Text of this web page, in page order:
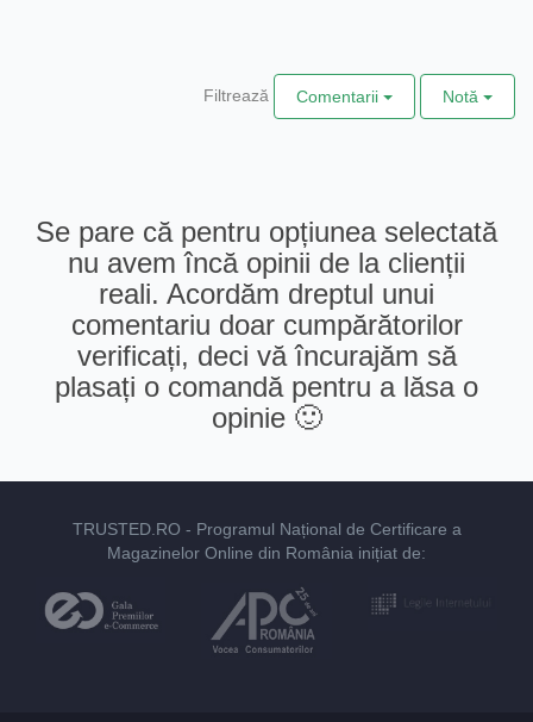
Filtrează Comentarii Notă
Se pare că pentru opțiunea selectată
nu avem încă opinii de la clienții
reali. Acordăm dreptul unui
comentariu doar cumpărătorilor
verificați, deci vă încurajăm să
plasați o comandă pentru a lăsa o
opinie 🙂
TRUSTED.RO - Programul Național de Certificare a
Magazinelor Online din România inițiat de: